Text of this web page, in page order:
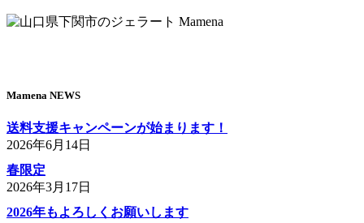
Mamena NEWS
送料支援キャンペーンが始まります！
2026年6月14日
春限定
2026年3月17日
2026年もよろしくお願いします